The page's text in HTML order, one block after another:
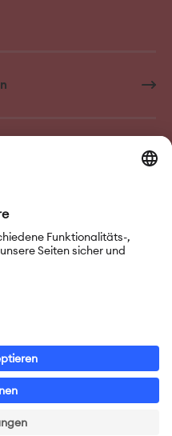
der Zukunft“ (PASCH)